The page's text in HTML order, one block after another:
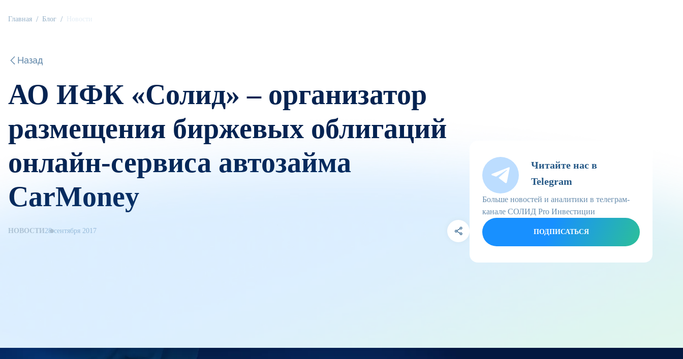
Главная Блог Новости
Назад
АО ИФК «Солид» – организатор
размещения биржевых облигаций
онлайн-сервиса автозайма
CarMoney
НОВОСТИ 28 сентября 2017
Читайте нас в
Telegram
Больше новостей и аналитики в телеграм-
канале СОЛИД Pro Инвестиции
ПОДПИСАТЬСЯ